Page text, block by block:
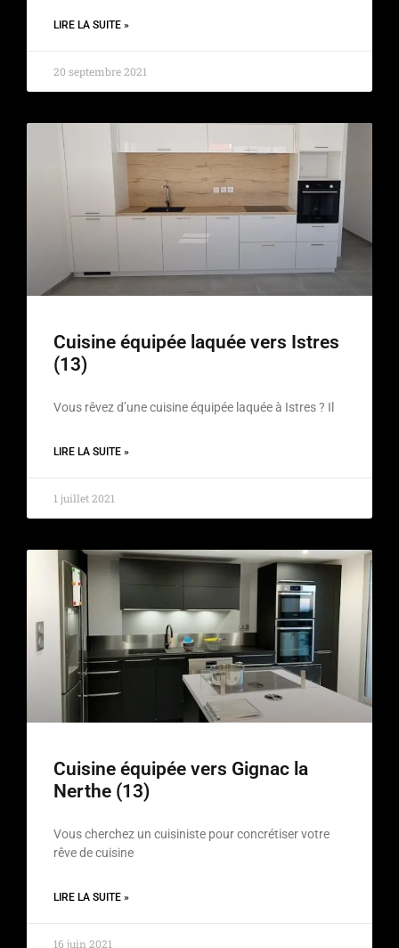
LIRE LA SUITE »
20 septembre 2021
Cuisine équipée laquée vers Istres
(13)
Vous rêvez d’une cuisine équipée laquée à Istres ? Il
LIRE LA SUITE »
1 juillet 2021
Cuisine équipée vers Gignac la
Nerthe (13)
Vous cherchez un cuisiniste pour concrétiser votre
rêve de cuisine
LIRE LA SUITE »
16 juin 2021